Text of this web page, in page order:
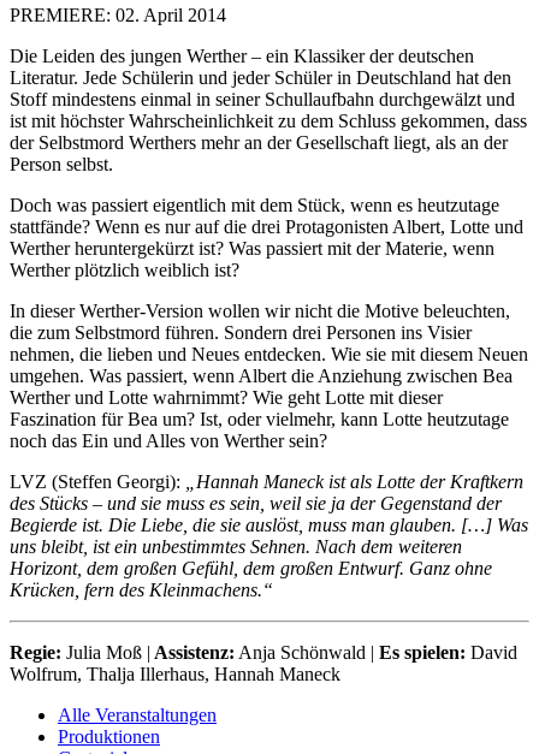
PREMIERE: 02. April 2014
Die Leiden des jungen Werther – ein Klassiker der deutschen
Literatur. Jede Schülerin und jeder Schüler in Deutschland hat den
Stoff mindestens einmal in seiner Schullaufbahn durchgewälzt und
ist mit höchster Wahrscheinlichkeit zu dem Schluss gekommen, dass
der Selbstmord Werthers mehr an der Gesellschaft liegt, als an der
Person selbst.
Doch was passiert eigentlich mit dem Stück, wenn es heutzutage
stattfände? Wenn es nur auf die drei Protagonisten Albert, Lotte und
Werther heruntergekürzt ist? Was passiert mit der Materie, wenn
Werther plötzlich weiblich ist?
In dieser Werther-Version wollen wir nicht die Motive beleuchten,
die zum Selbstmord führen. Sondern drei Personen ins Visier
nehmen, die lieben und Neues entdecken. Wie sie mit diesem Neuen
umgehen. Was passiert, wenn Albert die Anziehung zwischen Bea
Werther und Lotte wahrnimmt? Wie geht Lotte mit dieser
Faszination für Bea um? Ist, oder vielmehr, kann Lotte heutzutage
noch das Ein und Alles von Werther sein?
LVZ (Steffen Georgi):
„Hannah Maneck ist als Lotte der Kraftkern
des Stücks – und sie muss es sein, weil sie ja der Gegenstand der
Begierde ist. Die Liebe, die sie auslöst, muss man glauben. […] Was
uns bleibt, ist ein unbestimmtes Sehnen. Nach dem weiteren
Horizont, dem großen Gefühl, dem großen Entwurf. Ganz ohne
Krücken, fern des Kleinmachens.“
Regie: Julia Moß | Assistenz: Anja Schönwald | Es spielen: David
Wolfrum, Thalja Illerhaus, Hannah Maneck
Alle Veranstaltungen
Produktionen